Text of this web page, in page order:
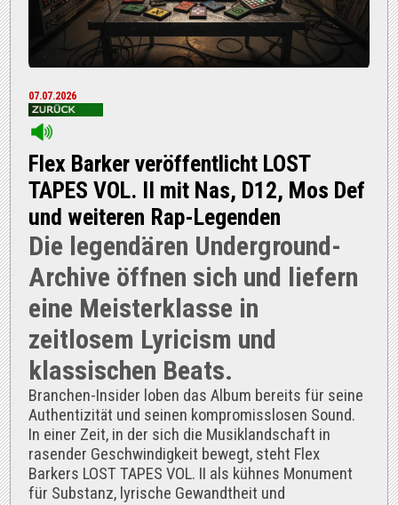
07.07.2026
Flex Barker veröffentlicht LOST
TAPES VOL. II mit Nas, D12, Mos Def
und weiteren Rap-Legenden
Die legendären Underground-
Archive öffnen sich und liefern
eine Meisterklasse in
zeitlosem Lyricism und
klassischen Beats.
Branchen-Insider loben das Album bereits für seine
Authentizität und seinen kompromisslosen Sound.
In einer Zeit, in der sich die Musiklandschaft in
rasender Geschwindigkeit bewegt, steht Flex
Barkers LOST TAPES VOL. II als kühnes Monument
für Substanz, lyrische Gewandtheit und